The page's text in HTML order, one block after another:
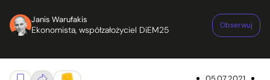
Janis Warufakis
Ekonomista, współzałożyciel DiEM25 Obserwuj